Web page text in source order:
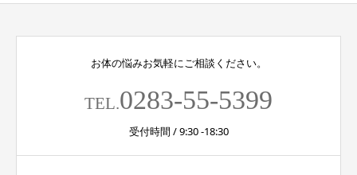
お体の悩みお気軽にご相談ください。
TEL.0283-55-5399
受付時間 / 9:30 -18:30